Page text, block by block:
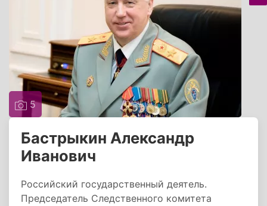
5
Бастрыкин Александр
Иванович
Российский государственный деятель.
Председатель Следственного комитета